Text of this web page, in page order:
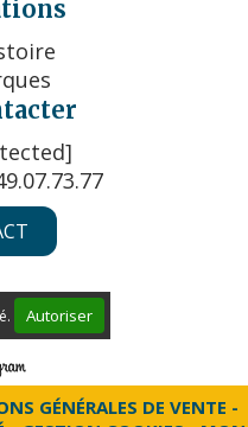
Autoriser
GÉNÉRALES DE VENTE